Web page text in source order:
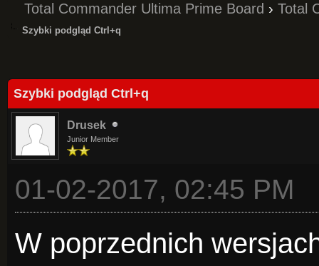
Total Commander Ultima Prime Board › Total
Szybki podgląd Ctrl+q
Szybki podgląd Ctrl+q
Drusek
Junior Member
01-02-2017, 02:45 PM
W poprzednich